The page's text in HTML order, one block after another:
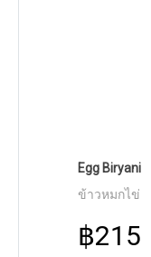
Egg Biryani
ข้าวหมกไข่
฿215